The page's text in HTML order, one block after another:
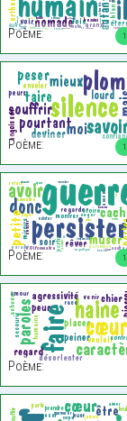
1
Poème:
1
Poème:
1
Poème:
Poème: